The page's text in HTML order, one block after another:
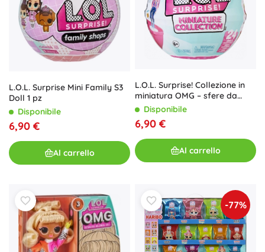
L.O.L. Surprise Mini Family S3
Doll 1 pz
Disponibile
6,90 €
Al carrello
L.O.L. Surprise! Collezione in
miniatura OMG – sfere da
collezione
Disponibile
6,90 €
Al carrello
-77%